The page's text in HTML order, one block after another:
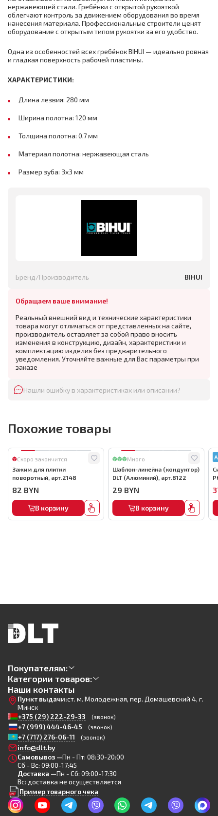
нержавеющей стали. Гребёнки с открытой рукояткой
облегчают контроль за движением оборудования во время
нанесения материала. Профессиональные строители ценят
оборудование с открытым типом рукоятки за его удобство.
Одна из особенностей всех гребёнок BIHUI — идеально ровная
и гладкая поверхность рабочей пластины.
ХАРАКТЕРИСТИКИ:
Длина лезвия: 280 мм
Ширина полотна: 120 мм
Толщина полотна: 0,7 мм
Материал полотна: нержавеющая сталь
Размер зуба: 3х3 мм
Бренд/Производитель BIHUI
Обращаем ваше внимание!
Реальный внешний вид и технические характеристики
товара могут отличаться от представленных на сайте,
производитель оставляет за собой право вносить
изменения в конструкцию, дизайн, характеристики и
комплектацию изделия без предварительного
уведомления. Уточняйте важные для Вас параметры при
заказе
Нашли ошибку в характеристиках или описании?
Похожие товары
Скоро закончится
Зажим для плитки
поворотный, арт.2148
82 BYN
В корзину
Много
Шаблон-линейка (кондуктор)
DLT (Алюминий), арт.8122
29 BYN
В корзину
Покупателям:
Категории товаров:
Наши контакты
Пункт выдачи:ст. м. Молодежная, пер. Домашевский 4, г.
Минск
+375 (29) 222-29-33
(звонок)
+7 (999) 444-46-45 (звонок)
+7 (717) 276-06-11 (звонок)
info@dlt.by
Самовывоз —Пн - Пт: 08:30-20:00
Сб - Вс: 09:00-17:45
Доставка —Пн - Сб: 09:00-17:30
Вс: доставка не осуществляется
Пример товарного чека